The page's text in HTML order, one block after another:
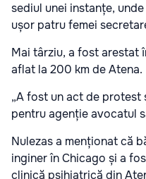
sediul unei instanțe,
ușor patru femei
Mai târziu, a fost arestat
aflat la 200 km de Atena.
„A fost un act de protest
pentru agenție avocatul
Nulezas a menționat că
inginer în Chicago și a
clinică psihiatrică din